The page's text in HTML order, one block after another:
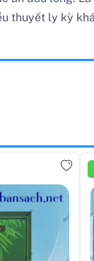
thuyết ly kỳ